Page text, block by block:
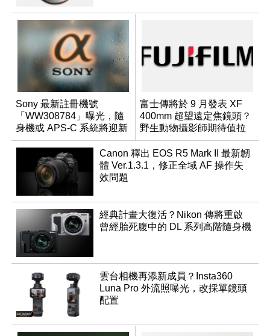
Sony 最新註冊機號
「WW308784」曝光，隨
身機或 APS-C 系統將迎新
成員？
富士傳將於 9 月發表 XF
400mm 超望遠定焦鏡頭？
野生動物攝影師期待值拉
滿
Canon 釋出 EOS R5 Mark II 最新韌
體 Ver.1.3.1，修正全域 AF 操作失
效問題
經典計畫大復活？Nikon 傳將重啟
曾經胎死腹中的 DL 系列高階隨身機
雲台相機再添新成員？Insta360
Luna Pro 外流照曝光，改採單鏡頭
配置